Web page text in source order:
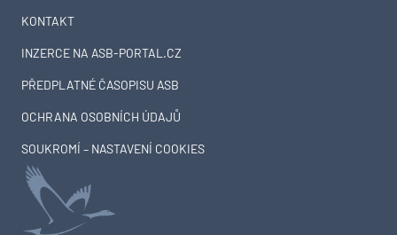
KONTAKT
INZERCE NA ASB-PORTAL.CZ
PŘEDPLATNÉ ČASOPISU ASB
OCHRANA OSOBNÍCH ÚDAJŮ
SOUKROMÍ – NASTAVENÍ COOKIES